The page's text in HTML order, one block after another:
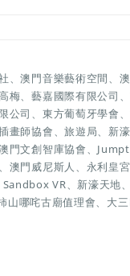
、澳門音樂藝術空間、
梅、藝嘉國際有限公司
公司、東方葡萄牙學會
畫師協會、旅遊局、新
門文創智庫協會、
澳門威尼斯人、永利皇
VR、新濠天地
哪咤古廟值理會、大